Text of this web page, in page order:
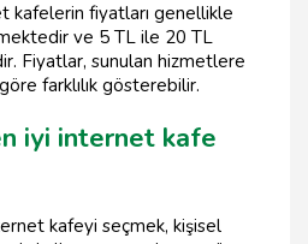
kafelerin fiyatları genellikle
ve 5 TL ile 20 TL
Fiyatlar, sunulan hizmetlere
farklılık gösterebilir.
iyi internet kafe
kafeyi seçmek, kişisel